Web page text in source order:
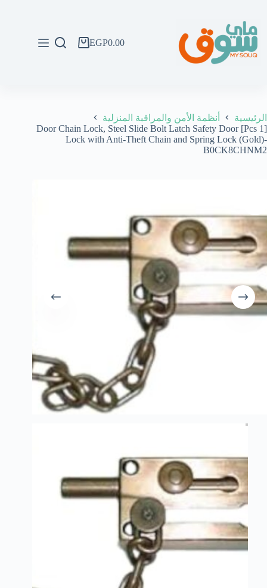
المحتوى
عربةEGP0.00
الرئيسية
أنظمة الأمن والمراقبة المنزلية
[1 Pcs] Door Chain Lock, Steel Slide Bolt Latch Safety Door
Lock with Anti-Theft Chain and Spring Lock (Gold)-
B0CK8CHNM2